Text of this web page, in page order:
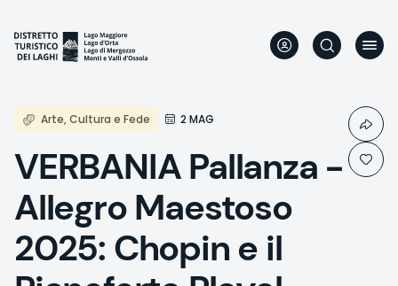
Inhalt
Arte, Cultura e Fede 2 MAG
VERBANIA Pallanza -
Allegro Maestoso
2025: Chopin e il